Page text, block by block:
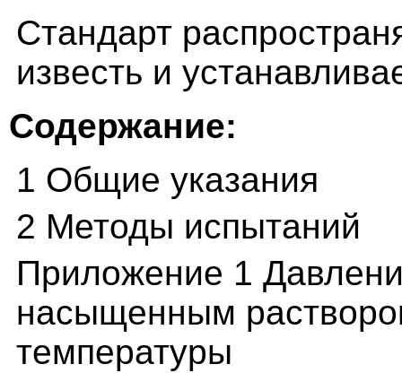
Стандарт
известь и
Содержание:
1 Общие указания
2 Методы испытаний
Приложение 1
насыщенным
температуры